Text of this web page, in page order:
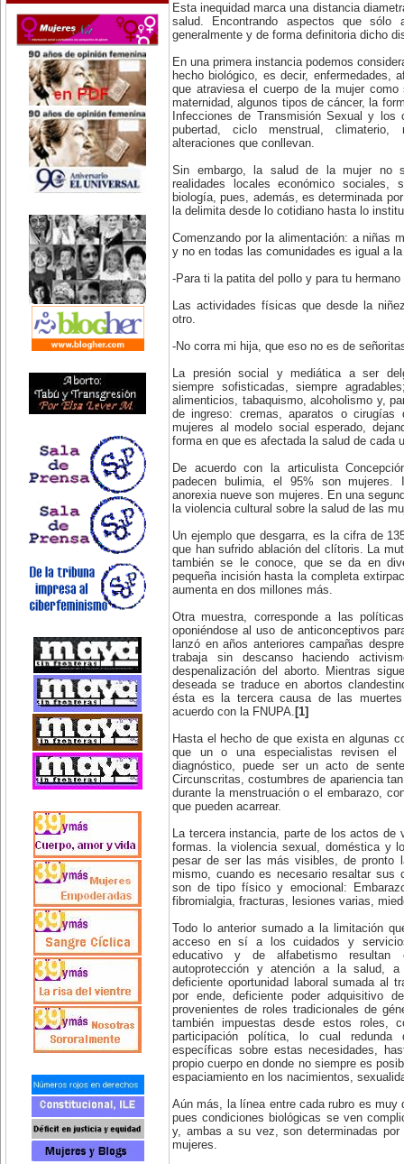
Esta inequidad marca una distancia
salud. Encontrando aspectos que sólo
generalmente y de forma definitoria dicho
En una primera instancia podemos
hecho biológico, es decir, enfermedades,
que atraviesa el cuerpo de la mujer
maternidad, algunos tipos de cáncer, la
Infecciones de Transmisión Sexual y
pubertad, ciclo menstrual,
alteraciones que conllevan.
Sin embargo, la salud de la mujer no
realidades locales económico
biología, pues, además, es determinada
la delimita desde lo cotidiano hasta lo
Comenzando por la alimentación: a niñas
y no en todas las comunidades es igual a
-Para ti la patita del pollo y para tu
Las actividades físicas que desde la
otro.
-No corra mi hija, que eso no es de
La presión social y mediática a ser
siempre sofisticadas, siempre
alimenticios, tabaquismo, alcoholismo y,
de ingreso: cremas, aparatos o cirugías
mujeres al modelo social esperado,
forma en que es afectada la salud de cada
De acuerdo con la articulista
padecen bulimia, el 95% son mujeres.
anorexia nueve son mujeres. En una
la violencia cultural sobre la salud de las
Un ejemplo que desgarra, es la cifra de
que han sufrido ablación del clítoris. La
también se le conoce, que se da en
pequeña incisión hasta la completa
aumenta en dos millones más.
Otra muestra, corresponde a las
oponiéndose al uso de anticonceptivos
lanzó en años anteriores campañas
trabaja sin descanso haciendo
despenalización del aborto. Mientras
deseada se traduce en abortos
ésta es la tercera causa de las
acuerdo con la FNUPA. [1]
Hasta el hecho de que exista en algunas
que un o una especialistas revisen el
diagnóstico, puede ser un acto de
Circunscritas, costumbres de apariencia
durante la menstruación o el embarazo,
que pueden acarrear.
La tercera instancia, parte de los actos
formas. la violencia sexual, doméstica y
pesar de ser las más visibles, de pronto
mismo, cuando es necesario resaltar sus
son de tipo físico y emocional:
fibromialgia, fracturas, lesiones varias,
Todo lo anterior sumado a la limitación
acceso en sí a los cuidados y
educativo y de alfabetismo resultan
autoprotección y atención a la salud,
deficiente oportunidad laboral sumada al
por ende, deficiente poder adquisitivo
provenientes de roles tradicionales de
también impuestas desde estos roles,
participación política, lo cual
específicas sobre estas necesidades,
propio cuerpo en donde no siempre es
espaciamiento en los nacimientos,
Aún más, la línea entre cada rubro es muy
pues condiciones biológicas se ven
y, ambas a su vez, son determinadas
mujeres.